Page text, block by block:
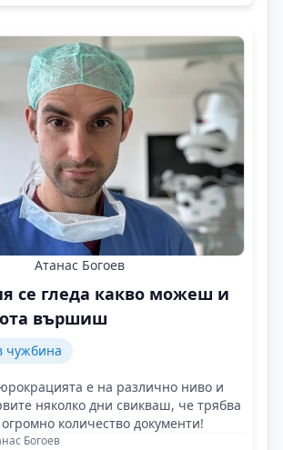
Атанас Богоев
се гледа какво можеш и
вършиш
чужбина
е на различно ниво и
няколко дни свикваш, че трябва
количество документи!
Богоев